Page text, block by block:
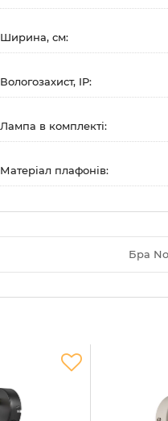
Ширина, см:
Вологозахист, IP:
Лампа в комплекті:
Матеріал плафонів:
Бра